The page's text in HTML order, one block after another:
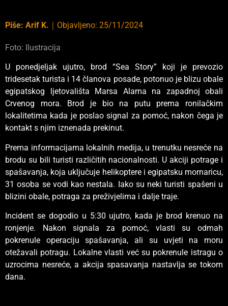
Piše: Arif K. ｜ Objavljeno: 25/11/2024
Foto: Ilustracija
U ponedjeljak ujutro, brod “Sea Story” koji je prevozio
tridesetak turista i 14 članova posade, potonuo je blizu obale
egipatskog ljetovališta Marsa Alama na zapadnoj obali
Crvenog mora. Brod je bio na putu prema ronilačkim
lokalitetima kada je poslao signal za pomoć, nakon čega je
kontakt s njim iznenada prekinut.
Prema informacijama lokalnih medija, u trenutku nesreće na
brodu su bili turisti različitih nacionalnosti. U akciji potrage i
spašavanja, koja uključuje helikoptere i egipatsku mornaricu,
31 osoba se vodi kao nestala. Iako su neki turisti spašeni u
blizini obale, potraga za preživjelima i dalje traje.
Incident se dogodio u 5:30 ujutro, kada je brod krenuo na
ronjenje. Nakon signala za pomoć, vlasti su odmah
pokrenule operaciju spašavanja, ali su uvjeti na moru
otežavali potragu. Lokalne vlasti već su pokrenule istragu o
uzrocima nesreće, a akcija spasavanja nastavlja se tokom
dana.